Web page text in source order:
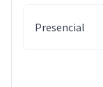
Presencial